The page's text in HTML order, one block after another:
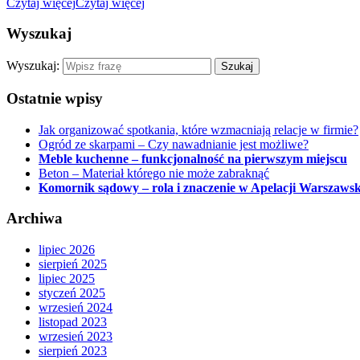
Wyszukaj
Wyszukaj:
Ostatnie wpisy
Jak organizować spotkania, które wzmacniają relacje w firmie?
Ogród ze skarpami – Czy nawadnianie jest możliwe?
Meble kuchenne – funkcjonalność na pierwszym miejscu
Beton – Materiał którego nie może zabraknąć
Komornik sądowy – rola i znaczenie w Apelacji
Archiwa
lipiec 2026
sierpień 2025
lipiec 2025
styczeń 2025
wrzesień 2024
listopad 2023
wrzesień 2023
sierpień 2023